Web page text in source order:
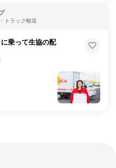
トラック輸送
に乗って生協の配